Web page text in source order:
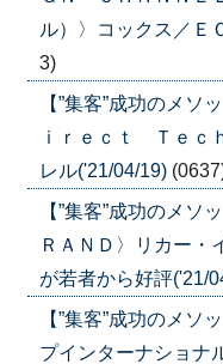
ル）〉コックス／Ｅ
3)
【”集客”成功のメ
ｉｒｅｃｔ Ｔｅｃ
レル('21/04/19)
【”集客”成功のメ
ＲＡＮＤ〉リカー・
が若者から好評('21/
【”集客”成功のメ
プインターナショナ